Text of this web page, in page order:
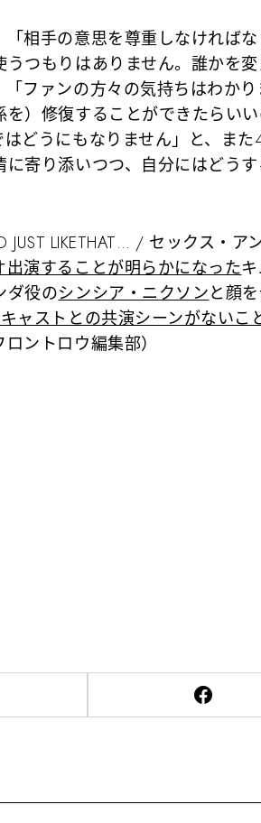
「相手の意思を尊重しなければ
つもりはありません。誰かを
「ファンの方々の気持ちはわか
を）修復することができたらい
どうにもなりません」 と、ま
に寄り添いつつ、自分にはどう
LIKETHAT… / セックス・ア
出演することが明らかになった
ダ役のシンシア・ニクソンと顔
ャストとの共演シーンがないこ
ントロウ編集部）